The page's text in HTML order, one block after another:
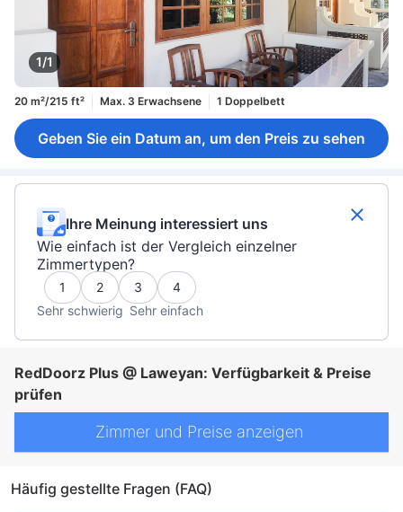
1/1
20 m²/215 ft² Max. 3 Erwachsene 1 Doppelbett
Geben Sie ein Datum an, um den Preis zu sehen
Ihre Meinung interessiert uns
Wie einfach ist der Vergleich einzelner
Zimmertypen?
1 2 3
4
Sehr schwierig Sehr einfach
RedDoorz Plus @ Laweyan: Verfügbarkeit & Preise
prüfen
Zimmer und Preise anzeigen
Häufig gestellte Fragen (FAQ)